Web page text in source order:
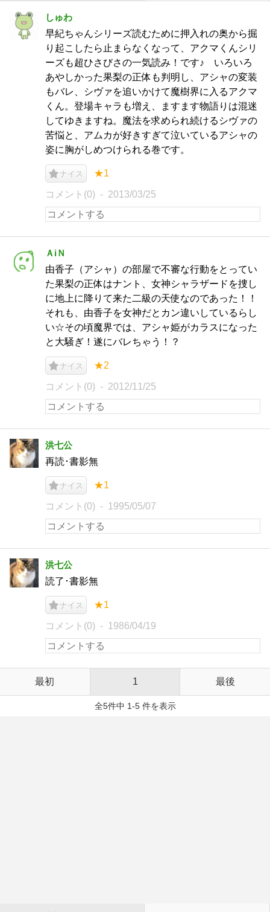
しゅわ
早紀ちゃんシリーズ読むために押入れの奥から掘
り起こしたら止まらなくなって、アクマくんシリ
ーズも超ひさびさの一気読み！です♪ いろいろ
あやしかった果梨の正体も判明し、アシャの変装
もバレ、シヴァを追いかけて魔樹界に入るアクマ
くん。登場キャラも増え、ますます物語りは混迷
してゆきますね。魔法を求められ続けるシヴァの
苦悩と、アムカが好きすぎて泣いているアシャの
姿に胸がしめつけられる巻です。
ナイス ★1
コメント(0) 2013/03/25
ＡiＮ
由香子（アシャ）の部屋で不審な行動をとってい
た果梨の正体はナント、女神シャラザードを捜し
に地上に降りて来た二級の天使なのであった！！
それも、由香子を女神だとカン違いしているらし
い☆その頃魔界では、アシャ姫がカラスになった
と大騒ぎ！遂にバレちゃう！？
ナイス ★2
コメント(0) 2012/11/25
洪七公
再読･書影無
ナイス ★1
コメント(0) 1995/05/07
洪七公
読了･書影無
ナイス ★1
コメント(0) 1986/04/19
最初 1 最後
全5件中 1-5 件を表示